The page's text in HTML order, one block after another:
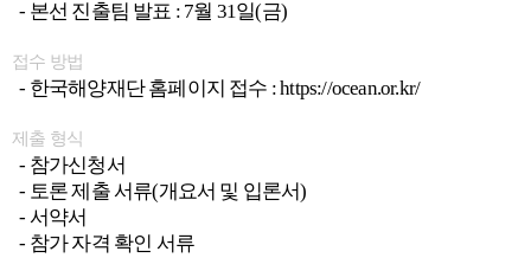
- 본선 진출팀 발표 : 7월 31일(금)
접수 방법
- 한국해양재단 홈페이지 접수 : https://ocean.or.kr/
제출 형식
- 참가신청서
- 토론 제출 서류(개요서 및 입론서)
- 서약서
- 참가 자격 확인 서류